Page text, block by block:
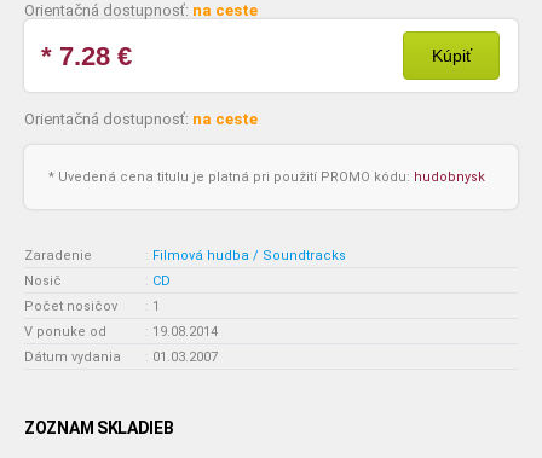
Orientačná dostupnosť: na ceste
* 7.28 € Kúpiť
Orientačná dostupnosť: na ceste
* Uvedená cena titulu je platná pri použití PROMO kódu: hudobnysk
Zaradenie : Filmová hudba / Soundtracks
Nosič
: CD
Počet nosičov
: 1
V ponuke od
: 19.08.2014
Dátum vydania
: 01.03.2007
ZOZNAM SKLADIEB